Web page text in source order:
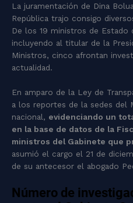
La juramentación de Dina
República trajo consigo
De los 19 ministros de Estado
incluyendo al titular de la
Ministros, cinco afrontan
actualidad.
En amparo de la Ley de
a los reportes de la sedes del
nacional, evidenciando un
en la base de datos de la
ministros del Gabinete que
asumió el cargo el 21 de
de su antecesor el abogado